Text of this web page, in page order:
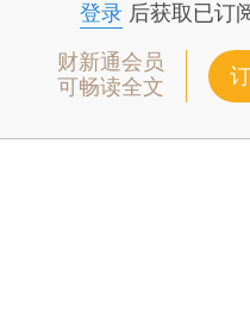
登录后获取已订
财新通会员
可畅读全文